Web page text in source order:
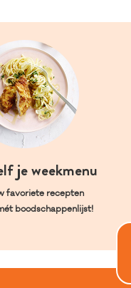
je weekmenu
favoriete recepten
boodschappenlijst!